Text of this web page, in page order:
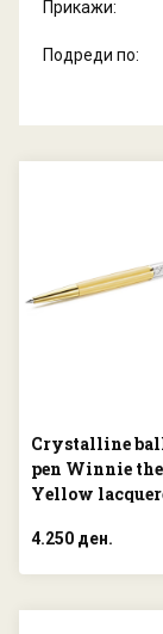
Прикажи:
Подреди по:
Crystalline
pen Winnie the
Yellow
4.250 ден.